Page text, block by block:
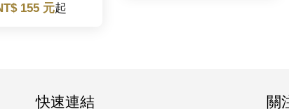
155 元起
快速連結 關